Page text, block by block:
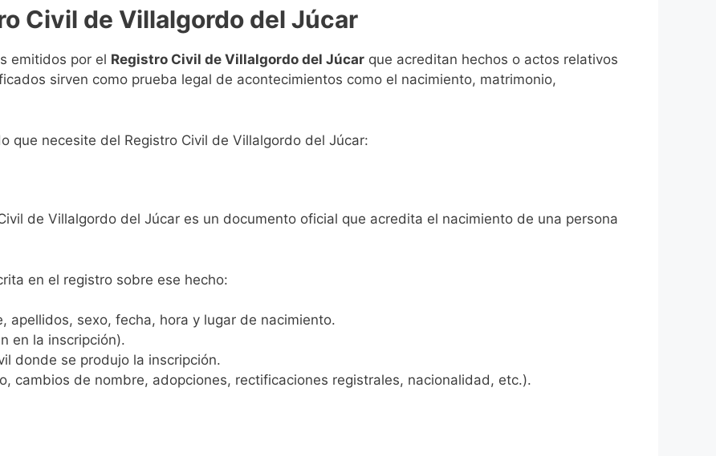
Civil de Villalgordo del Júcar
emitidos por el Registro Civil de Villalgordo del Júcar que acreditan hechos o actos relativos
sirven como prueba legal de acontecimientos como el nacimiento, matrimonio,
que necesite del Registro Civil de Villalgordo del Júcar:
de Villalgordo del Júcar es un documento oficial que acredita el nacimiento de una persona
en el registro sobre ese hecho:
apellidos, sexo, fecha, hora y lugar de nacimiento.
en la inscripción).
donde se produjo la inscripción.
cambios de nombre, adopciones, rectificaciones registrales, nacionalidad, etc.).